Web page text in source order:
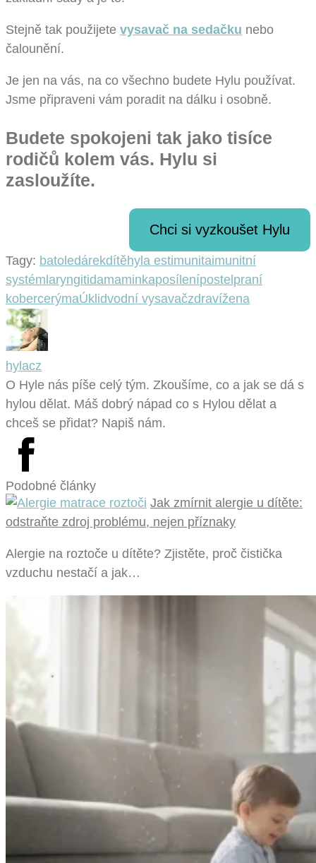
Stejně tak použijete vysavač na sedačku nebo
čalounění.
Je jen na vás, na co všechno budete Hylu používat.
Jsme připraveni vám poradit na dálku i osobně.
Budete spokojeni tak jako tisíce
rodičů kolem vás. Hylu si
zasloužíte.
Chci si vyzkoušet Hylu
Tagy: batoledárekdítěhyla estimunitaimunitní
systémlaryngitidamaminkaposílenípostelpraní
kobercerýmaÚklidvodní vysavačzdravížena
hylacz
O Hyle nás píše celý tým. Zkoušíme, co a jak se dá s
hylou dělat. Máš dobrý nápad co s Hylou dělat a
chceš se přidat? Napiš nám.
Podobné články
Jak zmírnit alergie u dítěte:
odstraňte zdroj problému, nejen příznaky
Alergie na roztoče u dítěte? Zjistěte, proč čistička
vzduchu nestačí a jak…